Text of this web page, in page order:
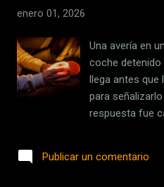
ordenadores
mainframes y
privilegiados y
los que ir
era mucho más
pasado no
enero 01, 2026
Una avería en
coche detenido
llega antes que
para
respuesta fue
obligatoria.
Publicar un comentario